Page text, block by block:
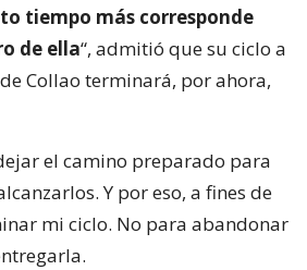
tiempo más corresponde
de ella“, admitió que su ciclo a
Collao terminará, por ahora,
el camino preparado para
Y por eso, a fines de
mi ciclo. No para abandonar